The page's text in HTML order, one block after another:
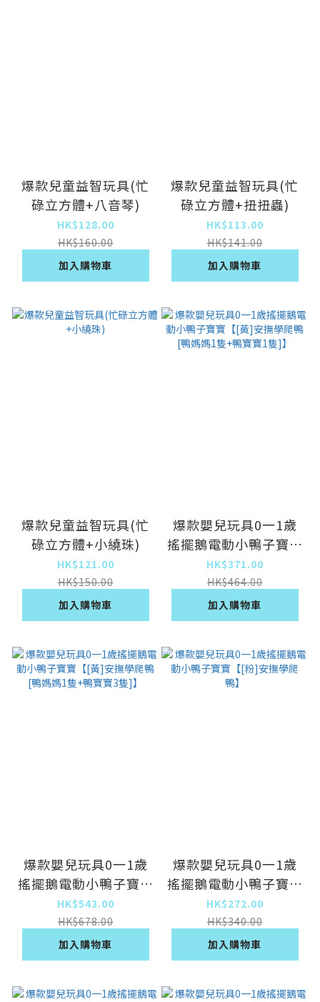
爆款兒童益智玩具(忙
碌立方體+八音琴)
HK$128.00
HK$160.00
加入購物車
爆款兒童益智玩具(忙
碌立方體+扭扭蟲)
HK$113.00
HK$141.00
加入購物車
爆款兒童益智玩具(忙
碌立方體+小繞珠)
HK$121.00
HK$150.00
加入購物車
爆款嬰兒玩具0一1歲
搖擺鵝電動小鴨子寶寶
【[黃]安撫學爬鴨[鴨
媽媽1隻+鴨寶寶1
隻]】
HK$371.00
HK$464.00
加入購物車
爆款嬰兒玩具0一1歲
搖擺鵝電動小鴨子寶寶
【[黃]安撫學爬鴨[鴨
媽媽1隻+鴨寶寶3
隻]】
HK$543.00
HK$678.00
加入購物車
爆款嬰兒玩具0一1歲
搖擺鵝電動小鴨子寶寶
【[粉]安撫學爬鴨】
HK$272.00
HK$340.00
加入購物車